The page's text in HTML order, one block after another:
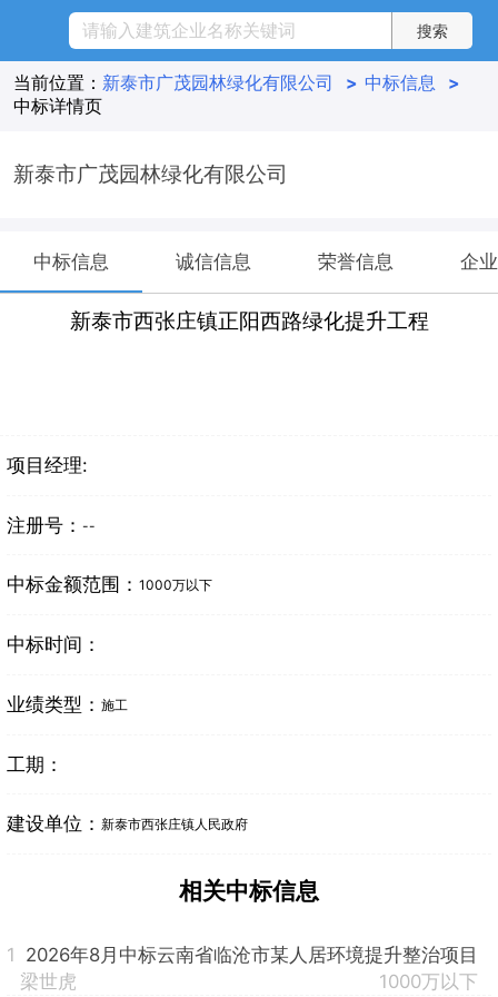
当前位置： 新泰市广茂园林绿化有限公司 > 中标信息
>
中标详情页
新泰市广茂园林绿化有限公司
中标信息 诚信信息 荣誉信息 企
新泰市西张庄镇正阳西路绿化提升工程
项目经理:
注册号： --
中标金额范围： 1000万以下
中标时间：
业绩类型： 施工
工期：
建设单位： 新泰市西张庄镇人民政府
相关中标信息
1 2026年8月中标云南省临沧市某人居环境提升整治项目
梁世虎
1000万以下